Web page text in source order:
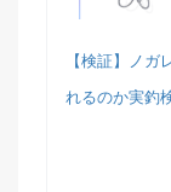
【検証】ノ
れるのか実釣